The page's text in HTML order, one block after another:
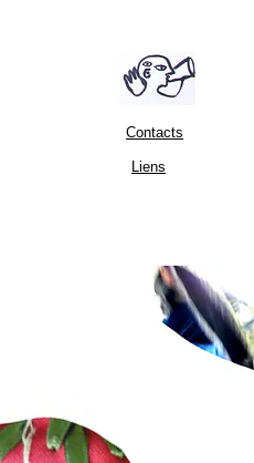
Contacts
Liens